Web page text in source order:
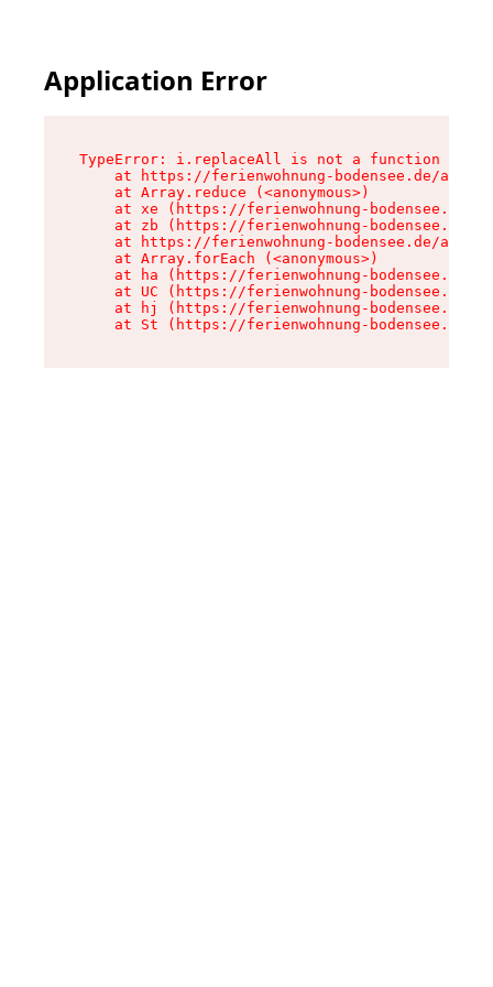
Application Error
TypeError: i.replaceAll is not a function
at https://ferienwohnung-bodensee.de/
    at Array.reduce (<anonymous>)
at xe (https://ferienwohnung-bodensee.de/
at zb (https://ferienwohnung-bodensee.de/
at https://ferienwohnung-bodensee.de/
    at Array.forEach (<anonymous>)
at ha (https://ferienwohnung-bodensee.de/
at UC (https://ferienwohnung-bodensee.de/
at hj (https://ferienwohnung-bodensee.de/
at St (https://ferienwohnung-bodensee.de/